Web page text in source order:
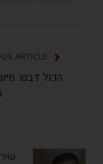
הכול דבש: